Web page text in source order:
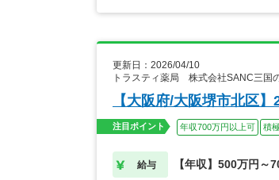
更新日：2026/04/10
トラスティ薬局 株式会社SANC三国
【大阪府/大阪堺市北区
注目ポイント 年収700万円以上可 積
給与 【年収】500万円～